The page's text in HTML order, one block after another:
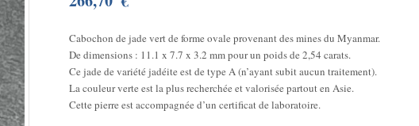
Cabochon de jade vert de forme ovale provenant des mines du Myanmar.
De dimensions : 11.1 x 7.7 x 3.2 mm pour un poids de 2,54 carats.
Ce jade de variété jadéite est de type A (n’ayant subit aucun traitement).
La couleur verte est la plus recherchée et valorisée partout en Asie.
Cette pierre est accompagnée d’un certificat de laboratoire.